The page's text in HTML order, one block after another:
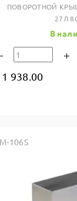
ПОВОРОТНОЙ
27Л
В
1 938.00
M-106S